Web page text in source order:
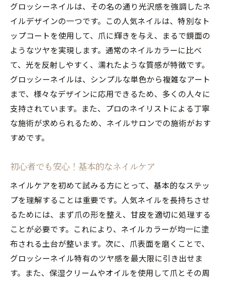
人気のグロッシーネイルデザインとは
カラー選びで印象を変える方法
シンプルデザインの魅力とその活用法
グロッシーネイルで見せるトレンドアート
季節ごとのおすすめネイルデザイン
パーティーシーンに映えるグロッシーネイ
ル
人気ネイルの最前線！グロッシーネイルで差を
つける
ネイル
グロッシーネイルで個性を引き立てる方法
アーティスティックなデザインの取り入れ
方
他と差をつけるカラーコンビネーション
ビジネスシーンに合うネイルデザイン
特別な日におすすめのグロッシーネイル
グロッシーネイルは、その名の通り光沢感を強調したネ
イルデザインの一つです。この人気ネイルは、特別なト
ップコートを使用して、爪に輝きを与え、まるで鏡面の
ようなツヤを実現します。通常のネイルカラーに比べ
て、光を反射しやすく、濡れたような質感が特徴です。
グロッシーネイルは、シンプルな単色から複雑なアート
まで、様々なデザインに応用できるため、多くの人々に
支持されています。また、プロのネイリストによる丁寧
な施術が求められるため、ネイルサロンでの施術がおす
すめです。
初心者でも安心！基本的なネイルケア
ネイルケアを初めて試みる方にとって、基本的なステッ
プを理解することは重要です。人気ネイルを長持ちさせ
るためには、まず爪の形を整え、甘皮を適切に処理する
ことが必要です。これにより、ネイルカラーが均一に塗
布される土台が整います。次に、爪表面を磨くことで、
グロッシーネイル特有のツヤ感を最大限に引き出せま
す。また、保湿クリームやオイルを使用して爪とその周